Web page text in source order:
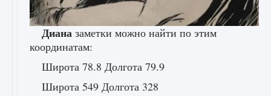
Диана заметки можно найти по этим
координатам:
Широта 78.8 Долгота 79.9
Широта 549 Долгота 328